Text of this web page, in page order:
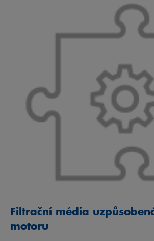
Filtrační média
motoru